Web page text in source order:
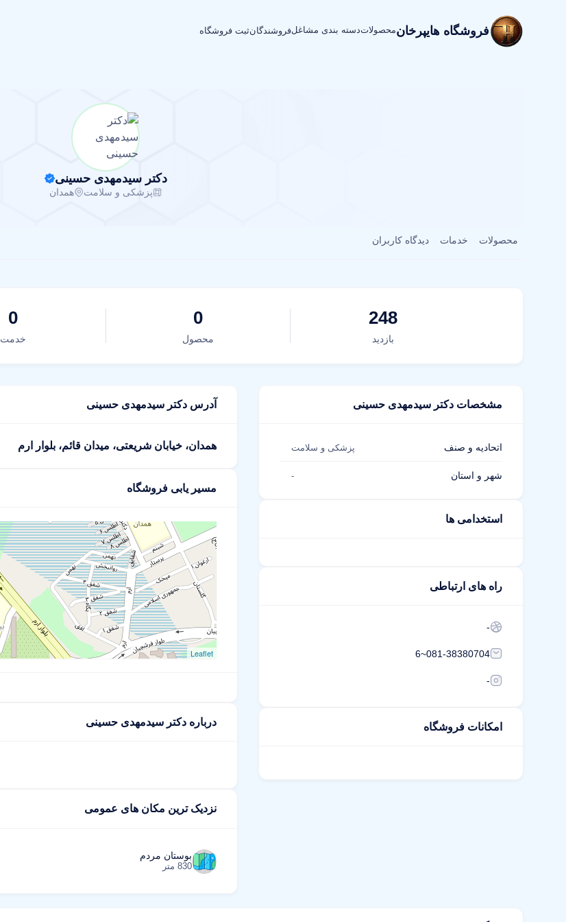
فروشگاه هایپرخانمحصولاتدسته بندی مشاغلفروشندگانثبت فروشگاه
دکتر سیدمهدی حسینی
پزشکی و سلامت همدان
محصولات خدمات دیدگاه کاربران
248
بازدید
0
محصول
0
خدمت
مشخصات دکتر سیدمهدی حسینی
اتحادیه و صنف پزشکی و سلامت
شهر و استان -
استخدامی ها
راه های ارتباطی
-
081-38380704~6
-
امکانات فروشگاه
آدرس دکتر سیدمهدی حسینی
همدان، خیابان شریعتی، میدان قائم، بلوار ارم
مسیر یابی فروشگاه
Leaflet
درباره دکتر سیدمهدی حسینی
نزدیک ترین مکان های عمومی
بوستان مردم
830 متر